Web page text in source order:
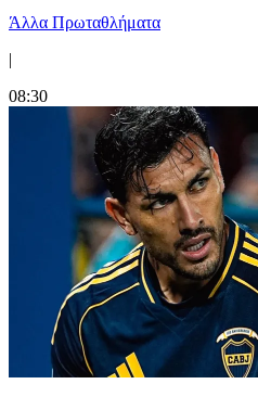
Άλλα Πρωταθλήματα
|
08:30